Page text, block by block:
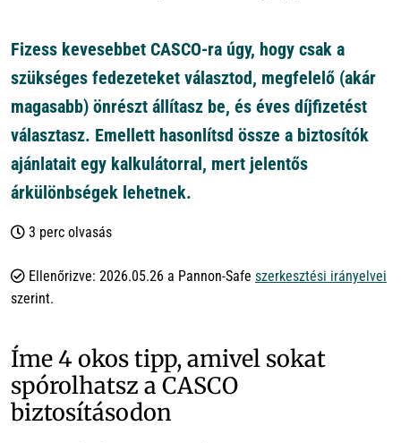
Fizess kevesebbet CASCO-ra úgy, hogy csak a
szükséges fedezeteket választod, megfelelő (akár
magasabb) önrészt állítasz be, és éves díjfizetést
választasz. Emellett hasonlítsd össze a biztosítók
ajánlatait egy kalkulátorral, mert jelentős
árkülönbségek lehetnek.
3 perc olvasás
Ellenőrizve: 2026.05.26 a Pannon-Safe szerkesztési irányelvei
szerint.
Íme 4 okos tipp, amivel sokat
spórolhatsz a CASCO
biztosításodon